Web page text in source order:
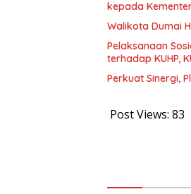
kepada
Walikota Dumai
Pelaksanaan
terhadap KUHP,
Perkuat Sinergi,
Post Views: 83